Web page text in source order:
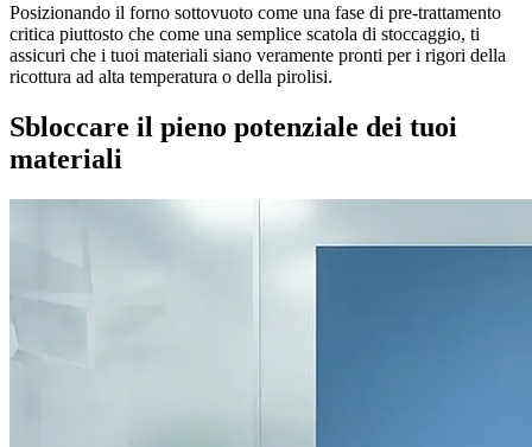
Posizionando il forno sottovuoto come una fase di pre-trattamento
critica piuttosto che come una semplice scatola di stoccaggio, ti
assicuri che i tuoi materiali siano veramente pronti per i rigori della
ricottura ad alta temperatura o della pirolisi.
Sbloccare il pieno potenziale dei tuoi
materiali